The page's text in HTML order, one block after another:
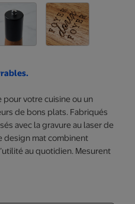
votre cuisine ou un
de bons plats. Fabriqués
avec la gravure au laser de
design mat combinent
au quotidien. Mesurent